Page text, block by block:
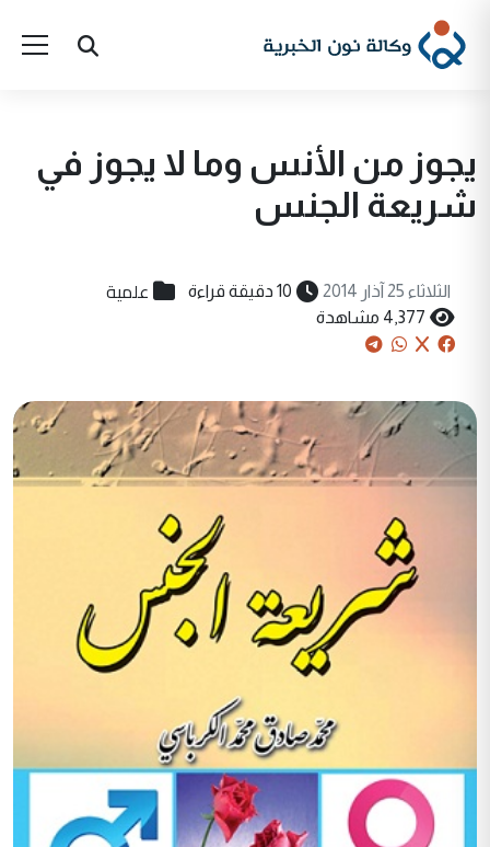
يجوز من الأنس وما لا يجوز في
شريعة الجنس
الثلاثاء 25 آذار 2014 10 دقيقة قراءة علمية
4,377 مشاهدة